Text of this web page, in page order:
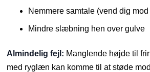
Nemmere samtale (vend dig
Mindre slæbning hen over gulve
Almindelig fejl: Manglende højde til
med ryglæn kan komme til at støde